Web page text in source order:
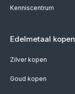
Kenniscentrum
Edelmetaal kopen
Zilver kopen
Goud kopen